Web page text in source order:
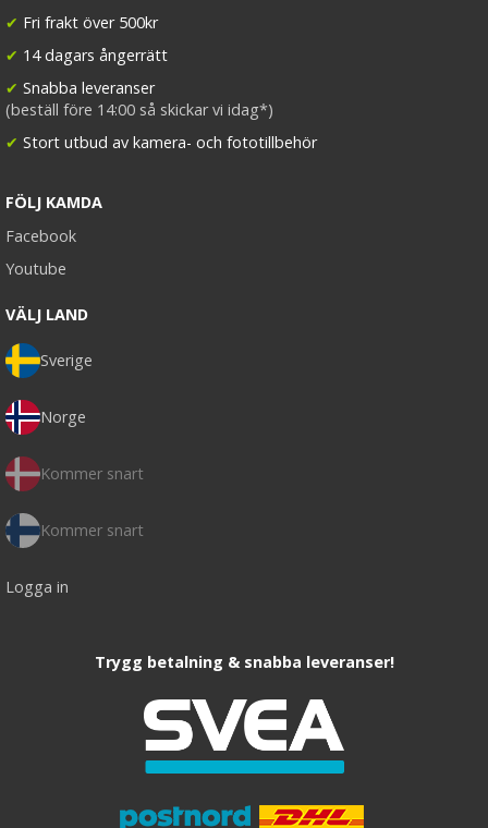
✔ Fri frakt över 500kr
✔ 14 dagars ångerrätt
✔ Snabba leveranser
(beställ före 14:00 så skickar vi idag*)
✔ Stort utbud av kamera- och fototillbehör
FÖLJ KAMDA
Facebook
Youtube
VÄLJ LAND
Sverige
Norge
Kommer snart
Kommer snart
Logga in
Trygg betalning & snabba leveranser!